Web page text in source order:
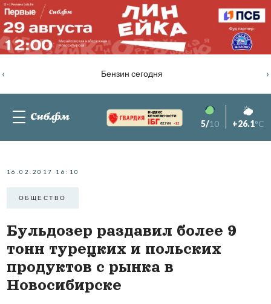
Бензин сегодня
‹ ›
82.76% -1.2 5/10 +26.1°C
16.02.2017 16:10
ОБЩЕСТВО
Бульдозер раздавил более 9
тонн турецких и польских
продуктов с рынка в
Новосибирске